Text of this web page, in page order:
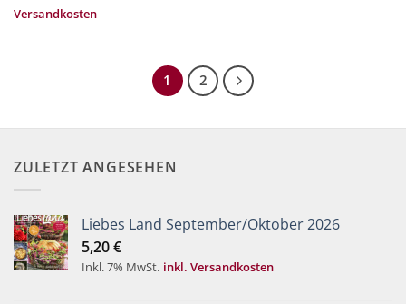
Versandkosten
1 2
ZULETZT ANGESEHEN
Liebes Land September/Oktober 2026
5,20€
Inkl. 7% MwSt. inkl. Versandkosten